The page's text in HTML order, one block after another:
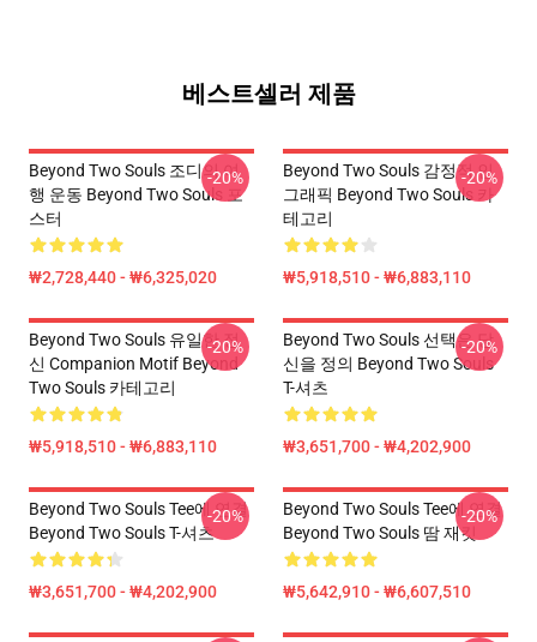
베스트셀러 제품
Beyond Two Souls 조디의 여
행 운동 Beyond Two Souls 포
스터
₩2,728,440 - ₩6,325,020
-20%
Beyond Two Souls 감정적 인
그래픽 Beyond Two Souls 카
테고리
₩5,918,510 - ₩6,883,110
-20%
Beyond Two Souls 유일한 정
신 Companion Motif Beyond
Two Souls 카테고리
₩5,918,510 - ₩6,883,110
-20%
Beyond Two Souls 선택은 당
신을 정의 Beyond Two Souls
T-셔츠
₩3,651,700 - ₩4,202,900
-20%
Beyond Two Souls Tee에 연결
Beyond Two Souls T-셔츠
₩3,651,700 - ₩4,202,900
-20%
Beyond Two Souls Tee에 연결
Beyond Two Souls 땀 재킷
₩5,642,910 - ₩6,607,510
-20%